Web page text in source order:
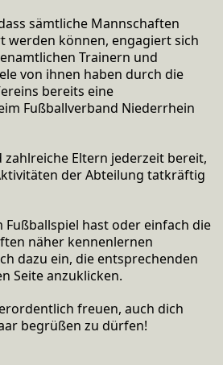
sämtliche Mannschaften
werden können, engagiert sich
Trainern und
von ihnen haben durch die
bereits eine
Fußballverband Niederrhein
zahlreiche Eltern jederzeit bereit,
der Abteilung tatkräftig
Fußballspiel hast oder einfach die
näher kennenlernen
dazu ein, die entsprechenden
Seite anzuklicken.
freuen, auch dich
begrüßen zu dürfen!